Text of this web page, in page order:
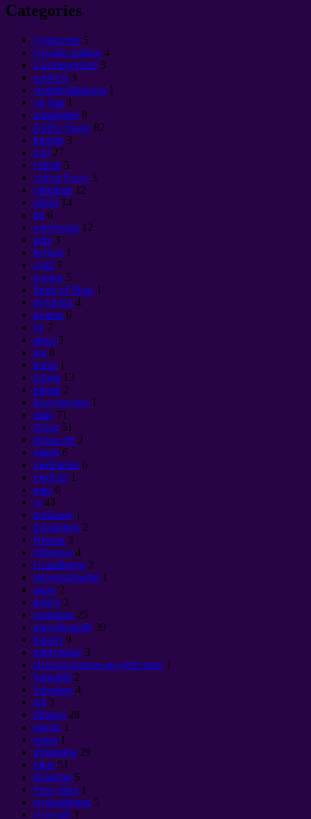
Categories
Cущество 5
Utvalda artiklar 4
Uncategorized 3
antikrist 3
Antitsivilizatsiya 1
vit Sun 1
oändlighet 8
ändlös Space 82
biologi 3
god 27
vektor 5
vektor Force 3
vibration 12
effekt 14
tid 6
universum 12
geni 3
bergen 1
synd 7
pengar 5
Spirit of Maat 1
devaerna 4
kvinna 6
liv 7
stava 3
lag 8
konst 1
karma 13
klimat 2
Колдовство 1
plats 71
älskar 51
älskar det 2
matris 6
meditation 6
medicin 1
man 6
vi 43
tänkande 1
population 2
Нервы 2
объекты 4
Grundlagen 2
universalmedel 1
seger 2
policy 3
praktiken 25
uppvaknande 39
händer 9
upplysning 3
Психотронное воздействие 1
Samadhi 2
Satanism 4
sol 3
fåfänga 28
essens 1
tantra 1
utrustning 29
fakta 51
ekonomi 5
Feng Shui 1
civilisationen 5
svart hål 3